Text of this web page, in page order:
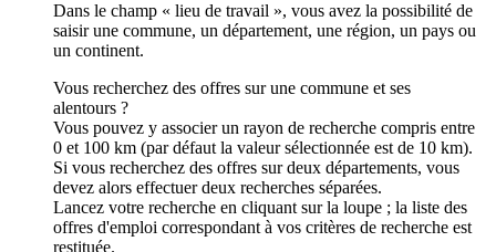
Dans le champ « lieu de travail », vous avez la possibilité de
saisir une commune, un département, une région, un pays ou
un continent.
Vous recherchez des offres sur une commune et ses
alentours ?
Vous pouvez y associer un rayon de recherche compris entre
0 et 100 km (par défaut la valeur sélectionnée est de 10 km).
Si vous recherchez des offres sur deux départements, vous
devez alors effectuer deux recherches séparées.
Lancez votre recherche en cliquant sur la loupe ; la liste des
offres d'emploi correspondant à vos critères de recherche est
restituée.